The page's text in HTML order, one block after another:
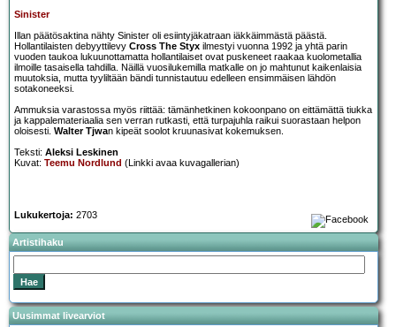
Sinister
Illan päätösaktina nähty Sinister oli esiintyjäkatraan iäkkäimmästä päästä.
Hollantilaisten debyyttilevy Cross The Styx ilmestyi vuonna 1992 ja yhtä parin
vuoden taukoa lukuunottamatta hollantilaiset ovat puskeneet raakaa kuolometallia
ilmoille tasaisella tahdilla. Näillä vuosilukemilla matkalle on jo mahtunut kaikenlaisia
muutoksia, mutta tyyliltään bändi tunnistautuu edelleen ensimmäisen lähdön
sotakoneeksi.
Ammuksia varastossa myös riittää: tämänhetkinen kokoonpano on eittämättä tiukka
ja kappalemateriaalia sen verran rutkasti, että turpajuhla raikui suorastaan helpon
oloisesti. Walter Tjwan kipeät soolot kruunasivat kokemuksen.
Teksti: Aleksi Leskinen
Kuvat: Teemu Nordlund (Linkki avaa kuvagallerian)
Lukukertoja: 2703
Artistihaku
Uusimmat livearviot